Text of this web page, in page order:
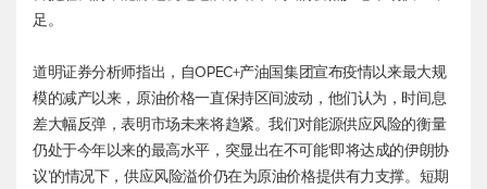
足。
道明证券分析师指出，自OPEC+产油国集团宣布疫情以来最大规
模的减产以来，原油价格一直保持区间波动，他们认为，时间息
差大幅反弹，表明市场未来将趋紧。我们对能源供应风险的衡量
仍处于今年以来的最高水平，突显出在不可能‘即将达成的伊朗协
议’的情况下，供应风险溢价仍在为原油价格提供有力支撑。短期